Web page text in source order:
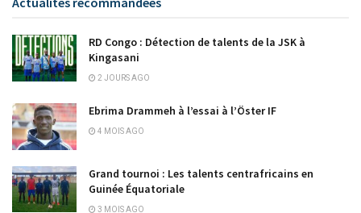
RD Congo : Détection de talents de la JSK à
Kingasani
2 JOURS AGO
Ebrima Drammeh à l’essai à l’Öster IF
4 MOIS AGO
Grand tournoi : Les talents centrafricains en
Guinée Équatoriale
3 MOIS AGO